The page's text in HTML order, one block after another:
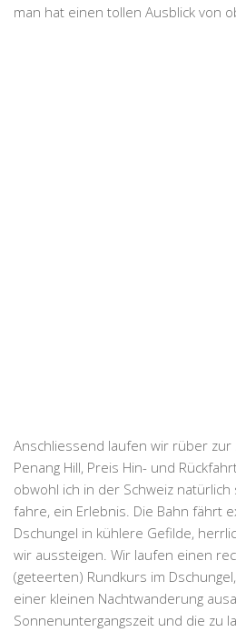
man hat einen tollen Ausblick von
Anschliessend laufen wir rüber
Penang Hill, Preis Hin- und
obwohl ich in der Schweiz
fahre, ein Erlebnis. Die Bahn fährt
Dschungel in kühlere Gefilde,
wir aussteigen. Wir laufen einen
(geteerten) Rundkurs im
einer kleinen Nachtwanderung
Sonnenuntergangszeit und die zu